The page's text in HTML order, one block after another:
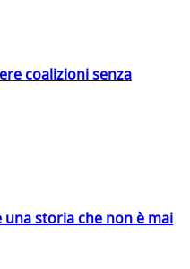
coalizioni senza
una storia che non è mai